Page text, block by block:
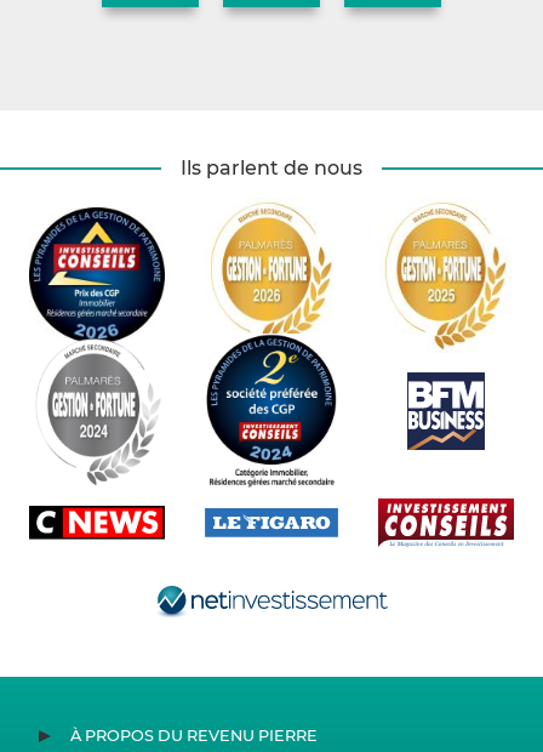
Ils parlent de nous
À PROPOS DU REVENU PIERRE